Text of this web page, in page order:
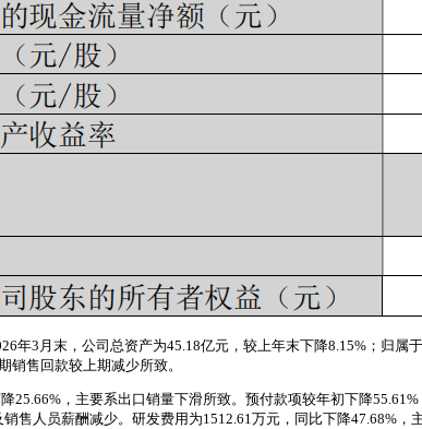
年3月末，公司总资产为45.18亿元，较上年末下降8.15%；归
销售回款较上期减少所致。
25.66%，主要系出口销量下滑所致。预付款项较年初下降
售人员薪酬减少。研发费用为1512.61万元，同比下降47.68%